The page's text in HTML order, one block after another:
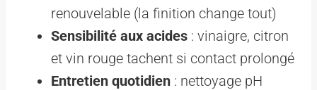
renouvelable (la finition change tout)
Sensibilité aux acides : vinaigre, citron
et vin rouge tachent si contact prolongé
Entretien quotidien : nettoyage pH